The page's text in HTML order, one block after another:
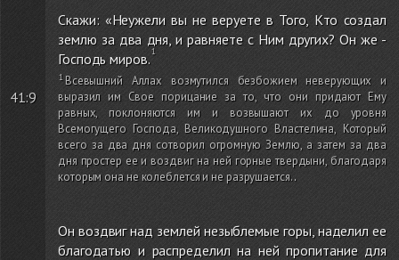
41:9
Скажи: «Неужели вы не веруете в Того, Кто создал
землю за два дня, и равняете с Ним других? Он же -
Господь миров.
Всевышний Аллах возмутился безбожием неверующих и
выразил им Свое порицание за то, что они придают Ему
равных, поклоняются им и возвышают их до уровня
Всемогущего Господа, Великодушного Властелина, Который
всего за два дня сотворил огромную Землю, а затем за два
дня простер ее и воздвиг на ней горные твердыни, благодаря
которым она не колеблется и не разрушается..
Он воздвиг над землей незыблемые горы, наделил ее
благодатью и распределил на ней пропитание для